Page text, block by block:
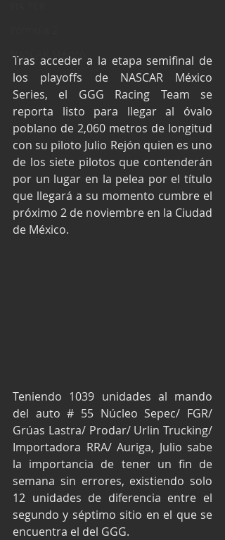
NASCAR México
Tras acceder a la etapa semifinal de
los playoffs de NASCAR México
Series, el GGG Racing Team se
reporta listo para llegar al óvalo
poblano de 2,060 metros de longitud
con su piloto Julio Rejón quien es uno
de los siete pilotos que contenderán
por un lugar en la pelea por el título
que llegará a su momento cumbre el
próximo 2 de noviembre en la Ciudad
de México.
Teniendo 1039 unidades al mando
del auto # 55 Núcleo Sepec/ FGR/
Grúas Lastra/ Prodar/ Urlin Trucking/
Importadora RRA/ Auriga, Julio sabe
la importancia de tener un fin de
semana sin errores, existiendo solo
12 unidades de diferencia entre el
segundo y séptimo sitio en el que se
encuentra el del GGG.